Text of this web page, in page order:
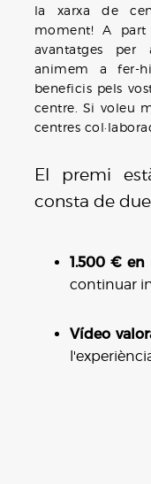
la xarxa de
moment! A
avantatges per
animem a fer-
beneficis pels
centre. Si voleu
centres
El premi
consta de
1.500 € en
continuar
Vídeo